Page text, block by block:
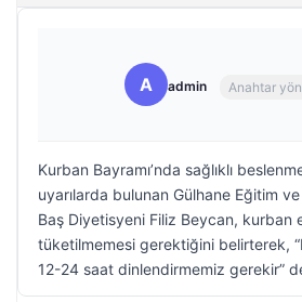
A admin Anahtar
Kurban Bayramı’nda sağlıklı
uyarılarda bulunan Gülhane Eğitim
Baş Diyetisyeni Filiz Beycan, kurban
tüketilmemesi gerektiğini belirterek,
12-24 saat dinlendirmemiz gerekir”